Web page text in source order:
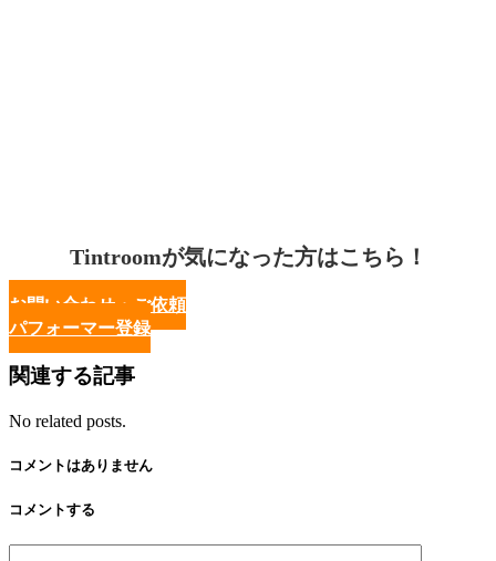
Tintroomが気になった方はこちら！
お問い合わせ・ご依頼
パフォーマー登録
関連する記事
No related posts.
コメントはありません
コメントする